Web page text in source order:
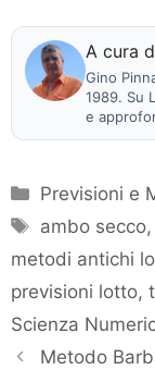
A cura
Gino
1989. Su
e
Categorie
Previsioni e
Tag
ambo secco,
metodi antichi
previsioni lotto,
Scienza
Metodo